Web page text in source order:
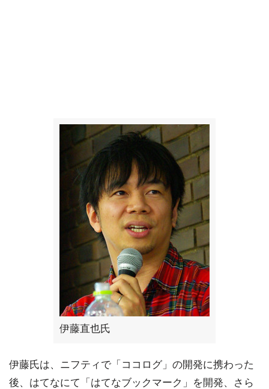
伊藤直也氏
伊藤氏は、ニフティで「ココログ」の開発に携わった
後、はてなにて「はてなブックマーク」を開発、さら